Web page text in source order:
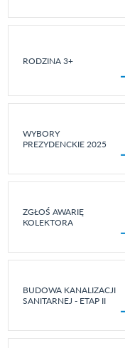
RODZINA 3+
WYBORY
PREZYDENCKIE 2025
ZGŁOŚ AWARIĘ
KOLEKTORA
BUDOWA KANALIZACJI
SANITARNEJ - ETAP II